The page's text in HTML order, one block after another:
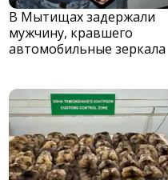
В Мытищах задержали
мужчину, кравшего
автомобильные зеркала